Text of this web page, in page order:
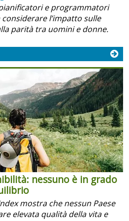
e programmatori
l’impatto sulle
parità tra uomini e donne.
nessuno è in grado
mostra che nessun Paese
elevata qualità della vita e